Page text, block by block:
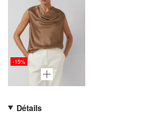
-15%
Détails